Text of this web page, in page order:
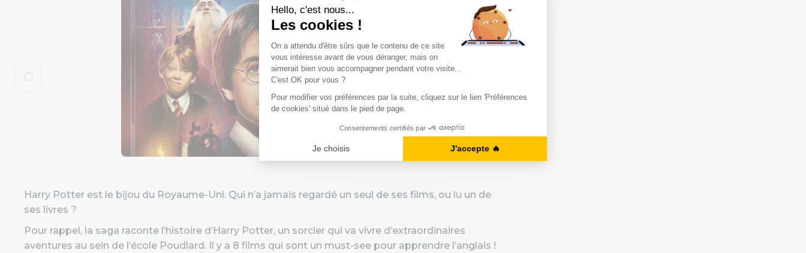
Harry Potter est le bijou du Royaume-Uni. Qui n’a jamais regardé un seul de ses films, ou lu un de
ses livres ?
Pour rappel, la saga raconte l’histoire d’Harry Potter, un sorcier qui va vivre d’extraordinaires
aventures au sein de l’école Poudlard. Il y a 8 films qui sont un must-see pour apprendre l’anglais !